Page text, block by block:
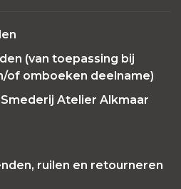
(van toepassing bij
of omboeken deelname)
Atelier Alkmaar
ruilen en retourneren